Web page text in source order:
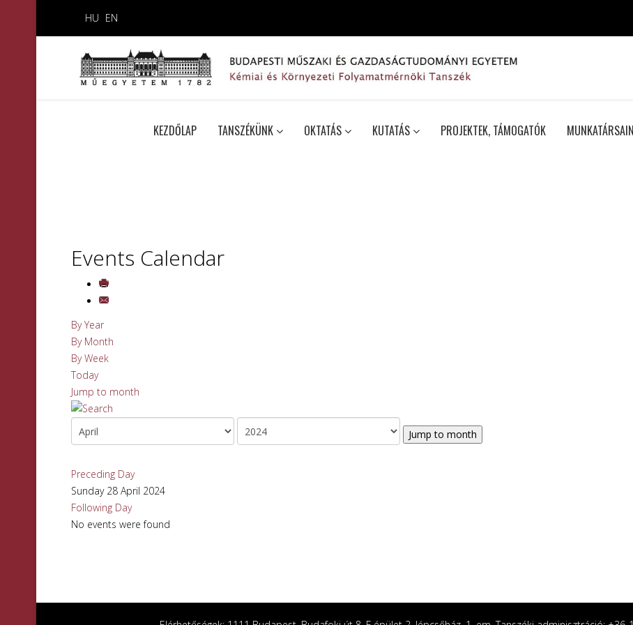
HU EN
KEZDŐLAP TANSZÉKÜNK OKTATÁS KUTATÁS PROJEKTEK, TÁMOGATÓK
Events Calendar
By Year
By Month
By Week
Today
Jump to month
Jump to month
Preceding Day
Sunday 28 April 2024
Following Day
No events were found